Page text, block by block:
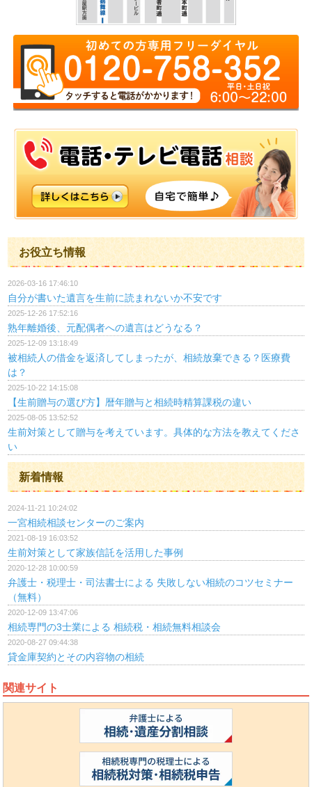
お役立ち情報
2026-03-16 17:46:10
自分が書いた遺言を生前に読まれないか不安です
2025-12-26 17:52:16
熟年離婚後、元配偶者への遺言はどうなる？
2025-12-09 13:18:49
被相続人の借金を返済してしまったが、相続放棄できる？医療費
は？
2025-10-22 14:15:08
【生前贈与の選び方】暦年贈与と相続時精算課税の違い
2025-08-05 13:52:52
生前対策として贈与を考えています。具体的な方法を教えてくださ
い
新着情報
2024-11-21 10:24:02
一宮相続相談センターのご案内
2021-08-19 16:03:52
生前対策として家族信託を活用した事例
2020-12-28 10:00:59
弁護士・税理士・司法書士による 失敗しない相続のコツセミナー
（無料）
2020-12-09 13:47:06
相続専門の3士業による 相続税・相続無料相談会
2020-08-27 09:44:38
貸金庫契約とその内容物の相続
関連サイト